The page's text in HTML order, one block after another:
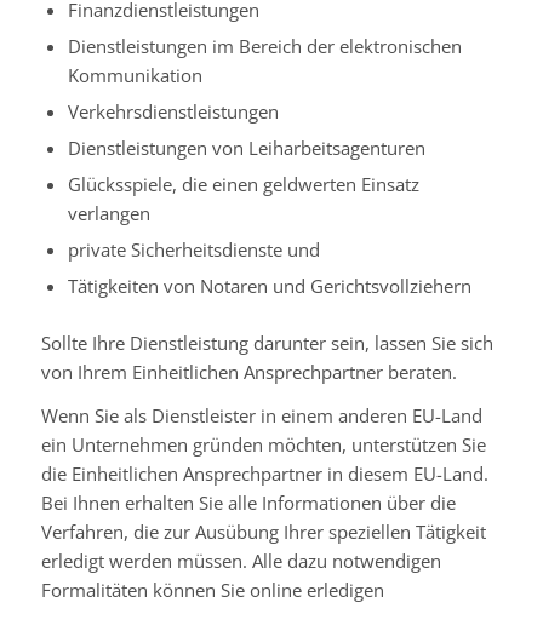
Finanzdienstleistungen
Dienstleistungen im Bereich der elektronischen
Kommunikation
Verkehrsdienstleistungen
Dienstleistungen von Leiharbeitsagenturen
Glücksspiele, die einen geldwerten Einsatz
verlangen
private Sicherheitsdienste und
Tätigkeiten von Notaren und Gerichtsvollziehern
Sollte Ihre Dienstleistung darunter sein, lassen Sie sich
von Ihrem Einheitlichen Ansprechpartner beraten.
Wenn Sie als Dienstleister in einem anderen EU-Land
ein Unternehmen gründen möchten, unterstützen Sie
die Einheitlichen Ansprechpartner in diesem EU-Land.
Bei Ihnen erhalten Sie alle Informationen über die
Verfahren, die zur Ausübung Ihrer speziellen Tätigkeit
erledigt werden müssen. Alle dazu notwendigen
Formalitäten können Sie online erledigen